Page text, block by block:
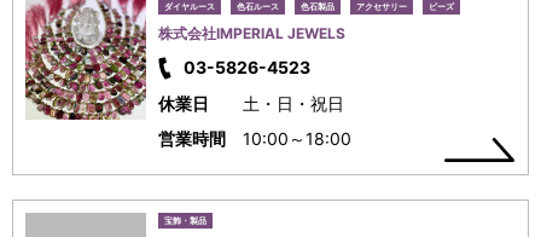
ダイヤルース 色石ルース 色石製品 アクセサリー ビーズ
株式会社IMPERIAL JEWELS
03-5826-4523
休業日
土・日・祝日
営業時間
10:00～18:00
宝飾・製品